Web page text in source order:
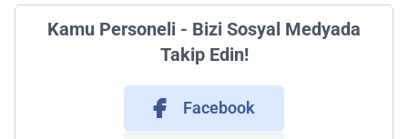
Kamu Personeli - Bizi Sosyal Medyada
Takip Edin!
Facebook